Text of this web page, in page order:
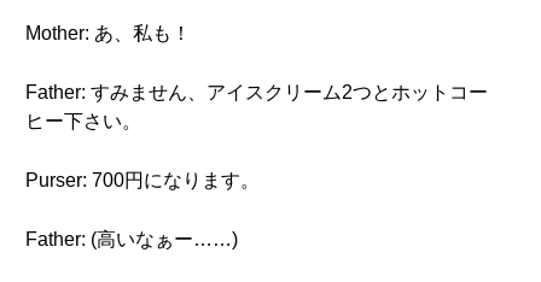
Mother: あ、私も！
Father: すみません、アイスクリーム2つとホットコー
ヒー下さい。
Purser: 700円になります。
Father: (高いなぁー……)